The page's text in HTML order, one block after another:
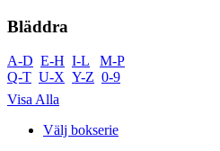
Bläddra
A-D E-H I-L
M-P
Q-T U-X Y-Z 0-9
Visa Alla
Välj bokserie